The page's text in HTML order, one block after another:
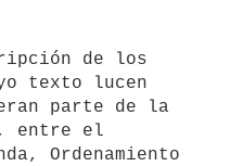
texto lucen
parte de la
entre el
Ordenamiento